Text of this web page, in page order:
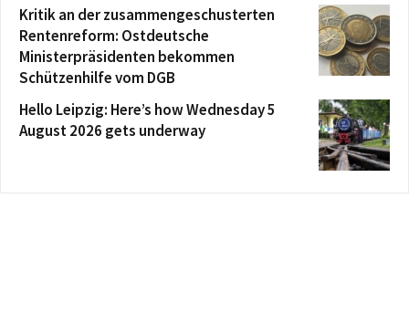
Kritik an der zusammengeschusterten
Rentenreform: Ostdeutsche
Ministerpräsidenten bekommen
Schützenhilfe vom DGB
Hello Leipzig: Here’s how Wednesday 5
August 2026 gets underway